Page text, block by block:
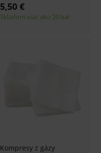
5,50 €
Skladom viac ako 20 bal
Kompresy z gázy